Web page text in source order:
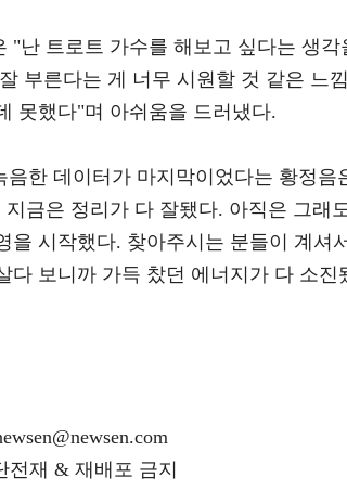
"난 트로트 가수를 해보고 싶다는 생
부른다는 게 너무 시원할 것 같은 느
못했다"며 아쉬움을 드러냈다.
음한 데이터가 마지막이었다는 황정음
금은 정리가 다 잘됐다. 아직은 그래
을 시작했다. 찾아주시는 분들이 계셔
다 보니까 가득 찼던 에너지가 다 소
재 & 재배포 금지